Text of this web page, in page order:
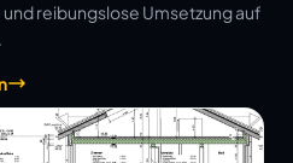
reibungslose Umsetzung auf